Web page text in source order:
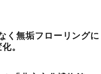
く無垢フローリング
。